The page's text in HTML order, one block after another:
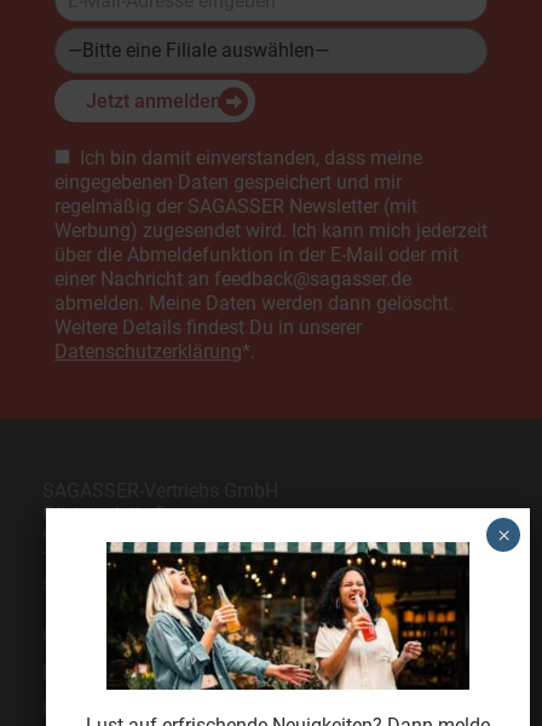
Jetzt anmelden
Bitte lasse dieses Feld leer.
Ich bin damit einverstanden, dass meine
eingegebenen Daten gespeichert und mir
regelmäßig der SAGASSER Newsletter (mit
Werbung) zugesendet wird. Ich kann mich jederzeit
über die Abmeldefunktion in der E-Mail oder mit
einer Nachricht an feedback@sagasser.de
abmelden. Meine Daten werden dann gelöscht.
Weitere Details findest Du in unserer
Datenschutzerklärung*.
Gärtnersleite 5
96450 Coburg
Telefon09561 6490-0
servus@sagasser.de
Gastro / Großhandel
Bonuscard